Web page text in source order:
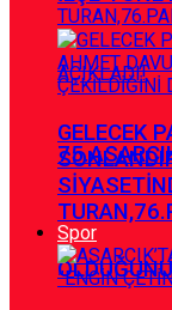
GELECEK
Spor